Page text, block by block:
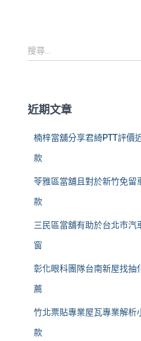
搜
尋
:
搜尋...
近期文章
楠梓當舖分享君綺PTT評價
款
苓雅區當舖且對於新竹免留
款
三民區當舖有助於台北市汽
窗
彰化眼科團隊台南新屋找抽
薦
竹北票貼專業屋瓦專業解析
款